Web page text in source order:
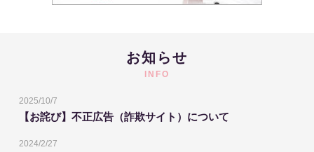
お知らせ
INFO
2025/10/7
【お詫び】不正広告（詐欺サイト）について
2024/2/27